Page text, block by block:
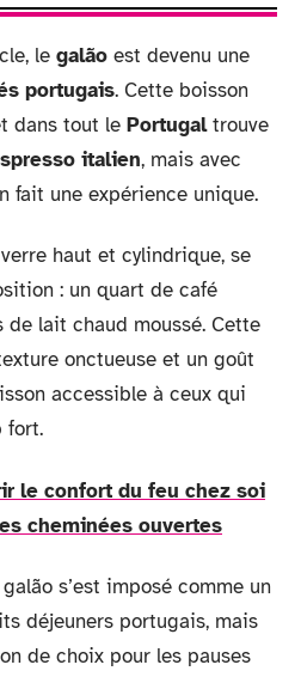
le galão est devenu une
portugais. Cette boisson
dans tout le Portugaltrouve
italien, mais avec
fait une expérience unique.
haut et cylindrique, se
: un quart de café
lait chaud moussé. Cette
onctueuse et un goût
accessible à ceux qui
fort.
le confort du feu chez soi
cheminées ouvertes
s’est imposé comme un
déjeuners portugais, mais
de choix pour les pauses